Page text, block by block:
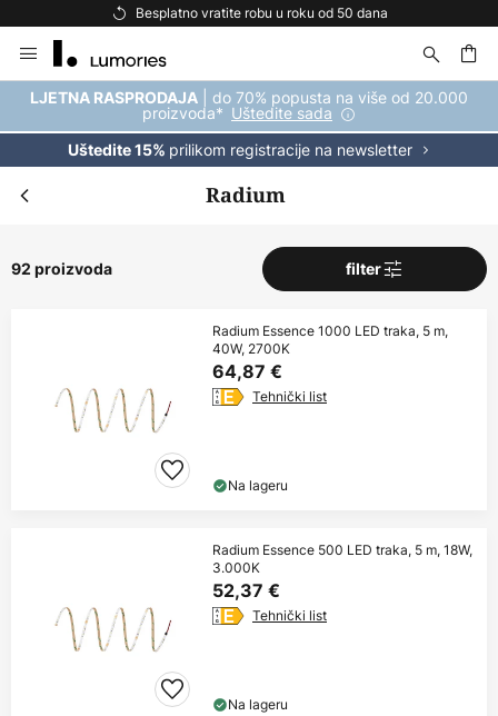
Besplatna dostava za kupnju iznad 69 €
to
Content
LJETNA RASPRODAJA | do 70% popusta na više od 20.000
proizvoda* Uštedite sada
Uštedite 15% prilikom registracije na newsletter
Radium
92 proizvoda filter
Radium Essence 1000 LED traka, 5 m,
40W, 2700K
64,87 €
Tehnički list
Na lageru
Radium Essence 500 LED traka, 5 m, 18W,
3.000K
52,37 €
Tehnički list
Na lageru